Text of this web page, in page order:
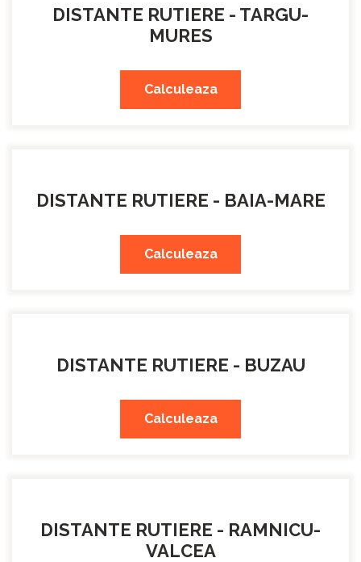
DISTANTE RUTIERE - TARGU-
MURES
Calculeaza
DISTANTE RUTIERE - BAIA-MARE
Calculeaza
DISTANTE RUTIERE - BUZAU
Calculeaza
DISTANTE RUTIERE - RAMNICU-
VALCEA